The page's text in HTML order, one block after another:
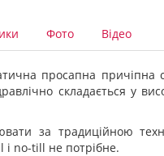
Фото Відео
просапна причіпна
складається у
за традиційною
no-till не потрібне.